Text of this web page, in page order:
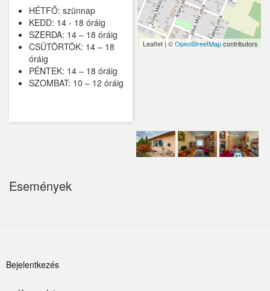
Káva
Kemence
Kismaros
Kisnémedi
Kosd
Letkés
HÉTFŐ: szünnap
KEDD: 14 - 18 óráig
SZERDA: 14 – 18 óráig
CSÜTÖRTÖK: 14 – 18
óráig
PÉNTEK: 14 – 18 óráig
SZOMBAT: 10 – 12 óráig
Leaflet | ©OpenStreetMapcontributors
Események
Felhasználói
Bejelentkezés